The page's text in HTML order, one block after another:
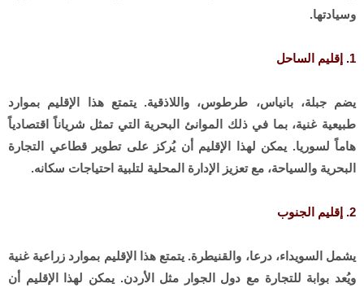
وسيادتها.
1. إقليم الساحل
يضم جبلة، بانياس، طرطوس، واللاذقية. يتمتع هذا الإقليم بموارد
طبيعية غنية، بما في ذلك الموانئ البحرية التي تمثل شرياناً اقتصادياً
هاماً لسوريا. يمكن لهذا الإقليم أن يُركز على تطوير قطاعي التجارة
البحرية والسياحة، مع تعزيز الإدارة المحلية لتلبية احتياجات سكانه.
2. إقليم الجنوب
يشمل السويداء، درعا، والقنيطرة. يتمتع هذا الإقليم بموارد زراعية غنية
ويُعد بوابة للتجارة مع دول الجوار مثل الأردن. يمكن لهذا الإقليم أن